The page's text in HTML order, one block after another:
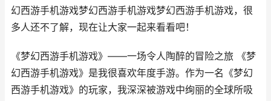
幻西游手机游戏梦幻西游手机游戏梦幻西游手机游戏，很
多人还不了解，现在让大家一起来看看吧！
《梦幻西游手机游戏》——一场令人陶醉的冒险之旅 《梦
幻西游手机游戏》是我很喜欢年度手游。作为一名《梦幻
西游手机游戏》的玩家，我深深被游戏中绚丽的全球所吸